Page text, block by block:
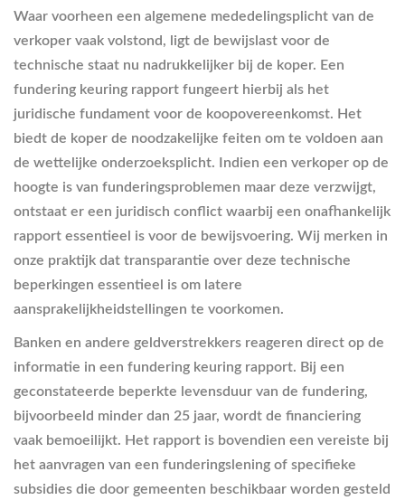
Waar voorheen een algemene mededelingsplicht van de
verkoper vaak volstond, ligt de bewijslast voor de
technische staat nu nadrukkelijker bij de koper. Een
fundering keuring rapport fungeert hierbij als het
juridische fundament voor de koopovereenkomst. Het
biedt de koper de noodzakelijke feiten om te voldoen aan
de wettelijke onderzoeksplicht. Indien een verkoper op de
hoogte is van funderingsproblemen maar deze verzwijgt,
ontstaat er een juridisch conflict waarbij een onafhankelijk
rapport essentieel is voor de bewijsvoering. Wij merken in
onze praktijk dat transparantie over deze technische
beperkingen essentieel is om latere
aansprakelijkheidstellingen te voorkomen.
Banken en andere geldverstrekkers reageren direct op de
informatie in een fundering keuring rapport. Bij een
geconstateerde beperkte levensduur van de fundering,
bijvoorbeeld minder dan 25 jaar, wordt de financiering
vaak bemoeilijkt. Het rapport is bovendien een vereiste bij
het aanvragen van een funderingslening of specifieke
subsidies die door gemeenten beschikbaar worden gesteld